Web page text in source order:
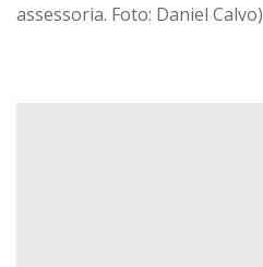
assessoria. Foto: Daniel Calvo)